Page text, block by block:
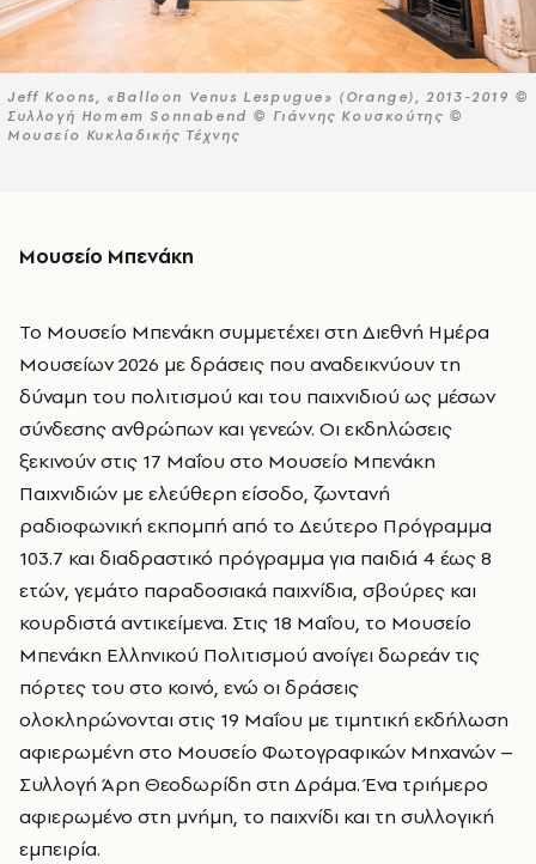
Jeff Koons, «Balloon Venus Lespugue» (Orange), 2013-2019 ©
Συλλογή Homem Sonnabend © Γιάννης Κουσκούτης ©
Μουσείο Κυκλαδικής Τέχνης
Μουσείο Μπενάκη
Το Μουσείο Μπενάκη συμμετέχει στη Διεθνή Ημέρα
Μουσείων 2026 με δράσεις που αναδεικνύουν τη
δύναμη του πολιτισμού και του παιχνιδιού ως μέσων
σύνδεσης ανθρώπων και γενεών. Οι εκδηλώσεις
ξεκινούν στις 17 Μαΐου στο Μουσείο Μπενάκη
Παιχνιδιών με ελεύθερη είσοδο, ζωντανή
ραδιοφωνική εκπομπή από το Δεύτερο Πρόγραμμα
103.7 και διαδραστικό πρόγραμμα για παιδιά 4 έως 8
ετών, γεμάτο παραδοσιακά παιχνίδια, σβούρες και
κουρδιστά αντικείμενα. Στις 18 Μαΐου, το Μουσείο
Μπενάκη Ελληνικού Πολιτισμού ανοίγει δωρεάν τις
πόρτες του στο κοινό, ενώ οι δράσεις
ολοκληρώνονται στις 19 Μαΐου με τιμητική εκδήλωση
αφιερωμένη στο Μουσείο Φωτογραφικών Μηχανών –
Συλλογή Άρη Θεοδωρίδη στη Δράμα. Ένα τριήμερο
αφιερωμένο στη μνήμη, το παιχνίδι και τη συλλογική
εμπειρία.